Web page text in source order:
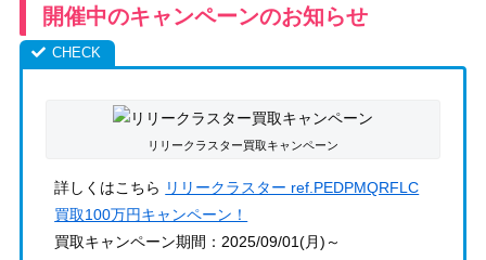
開催中のキャンペーンのお知らせ
リリークラスター買取キャンペーン
詳しくはこちら リリークラスター ref.PEDPMQRFLC
買取100万円キャンペーン！
買取キャンペーン期間：2025/09/01(月)～